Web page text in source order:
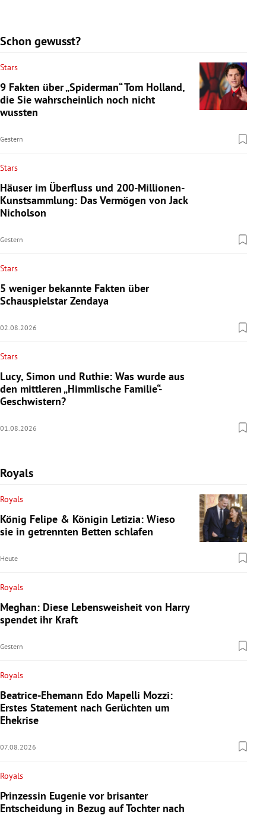
Schon gewusst?
Stars
9 Fakten über „Spiderman“ Tom Holland,
die Sie wahrscheinlich noch nicht
wussten
Gestern
Stars
Häuser im Überfluss und 200-Millionen-
Kunstsammlung: Das Vermögen von Jack
Nicholson
Gestern
Stars
5 weniger bekannte Fakten über
Schauspielstar Zendaya
02.08.2026
Stars
Lucy, Simon und Ruthie: Was wurde aus
den mittleren „Himmlische Familie“-
Geschwistern?
01.08.2026
Royals
Royals
König Felipe & Königin Letizia: Wieso
sie in getrennten Betten schlafen
Heute
Royals
Meghan: Diese Lebensweisheit von Harry
spendet ihr Kraft
Gestern
Royals
Beatrice-Ehemann Edo Mapelli Mozzi:
Erstes Statement nach Gerüchten um
Ehekrise
07.08.2026
Royals
Prinzessin Eugenie vor brisanter
Entscheidung in Bezug auf Tochter nach